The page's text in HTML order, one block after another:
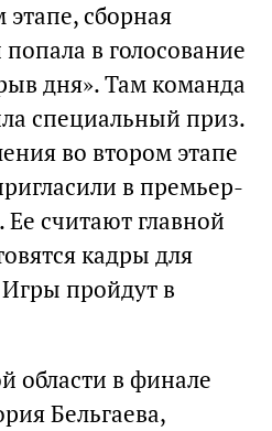
сборная
в голосование
дня». Там команда
специальный приз.
во втором этапе
в премьер-
считают главной
кадры для
пройдут в
области в финале
Бельгаева,